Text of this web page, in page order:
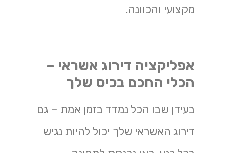
מקצועי והכוונה.
אפליקציה דירוג אשראי –
הכלי החכם בכיס שלך
בעידן שבו הכל נמדד בזמן אמת – גם
דירוג האשראי שלך יכול להיות נגיש